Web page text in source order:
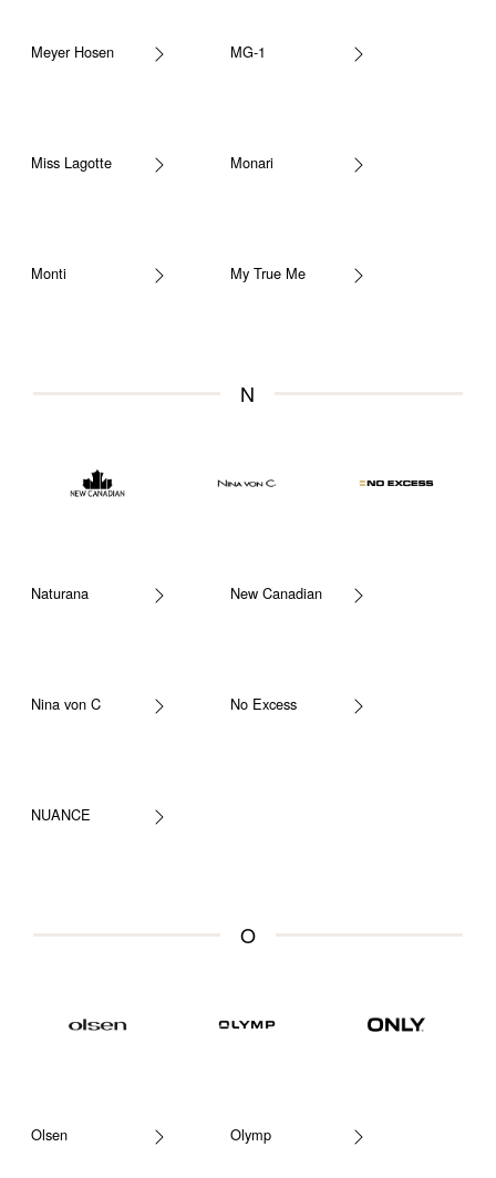
Meyer Hosen MG-1
Miss Lagotte Monari
Monti My True Me
N
Naturana New Canadian
Nina von C No Excess
NUANCE
O
Olsen Olymp